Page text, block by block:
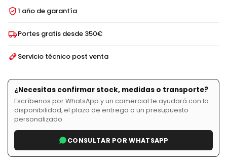
1 año de garantía
Portes gratis desde 350€
Servicio técnico post venta
¿Necesitas confirmar stock, medidas o transporte?
Escríbenos por WhatsApp y un comercial te ayudará con la
disponibilidad, el plazo de entrega o un presupuesto
personalizado.
CONSULTAR POR WHATSAPP